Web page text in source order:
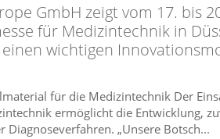
GmbH zeigt vom 17. bis
für Medizintechnik in
wichtigen
für die Medizintechnik Der
ermöglicht die Entwicklung,
Diagnoseverfahren. „Unsere Botsch...